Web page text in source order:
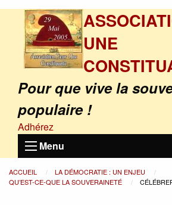
UNE
Pour que vive la
populaire !
Adhérez
Menu
ACCUEIL
LA DÉMOCRATIE : UN ENJEU
QU’EST-CE-QUE LA SOUVERAINETÉ